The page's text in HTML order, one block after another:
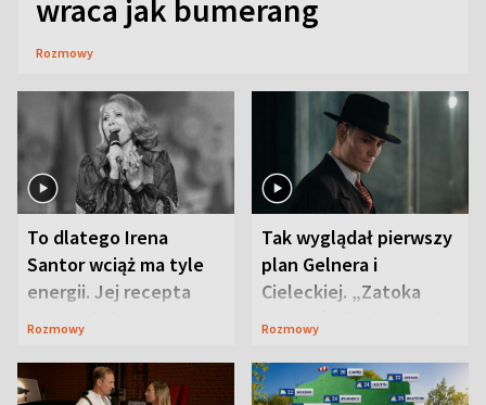
wraca jak bumerang
Rozmowy
To dlatego Irena
Santor wciąż ma tyle
energii. Jej recepta
jest zaskakująco
Rozmowy
Tak wyglądał pierwszy
plan Gelnera i
Cieleckiej. „Zatoka
szpiegów” od razu ich
Rozmowy